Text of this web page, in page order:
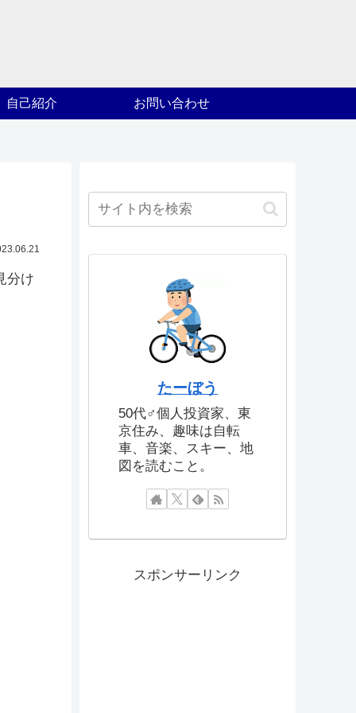
自己紹介 お問い合わせ
分け
たーぼう
50代♂個人投資家、東
京住み、趣味は自転
車、音楽、スキー、地
図を読むこと。
スポンサーリンク